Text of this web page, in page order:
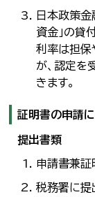
日本政策金
資金」の貸
利率は担保
が、認定を
きます。
証明書の申請
提出書類
申請書兼証
税務署に提